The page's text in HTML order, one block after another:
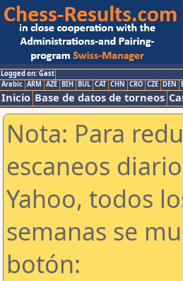
Logged on: Gast
Arabic ARM AZE BIH BUL CAT CHN CRO CZE DEN
Inicio Base de datos de torneos
Nota: Para
escaneos
Yahoo, todos
semanas se
botón: